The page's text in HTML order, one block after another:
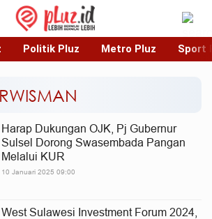
Politik Pluz Metro Pluz Sport
Harap Dukungan OJK, Pj Gubernur
Sulsel Dorong Swasembada Pangan
Melalui KUR
10 Januari 2025 09:00
West Sulawesi Investment Forum 2024,